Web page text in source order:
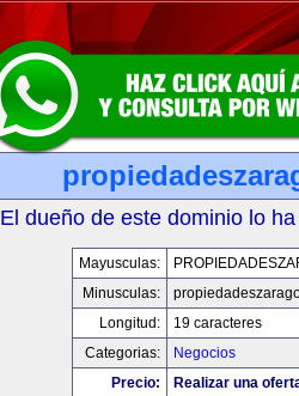
El dueño de este dominio lo
Mayusculas:
Minusculas:
Longitud:
19 caracteres
Categorias:
Negocios
Precio:
Realizar una